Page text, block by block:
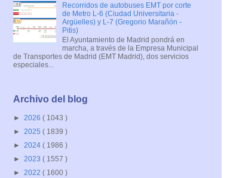
Recorridos de autobuses EMT por corte
de Metro L-6 (Ciudad Universitaria -
Argüelles) y L-7 (Gregorio Marañón -
Pitis)
El Ayuntamiento de Madrid pondrá en
marcha, a través de la Empresa Municipal
de Transportes de Madrid (EMT Madrid), dos servicios
especiales...
Archivo del blog
► 2026 ( 1043 )
► 2025 ( 1839 )
► 2024 ( 1986 )
► 2023 ( 1557 )
► 2022 ( 1600 )